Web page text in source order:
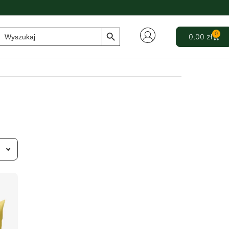
Search Button
0,00 zł 0